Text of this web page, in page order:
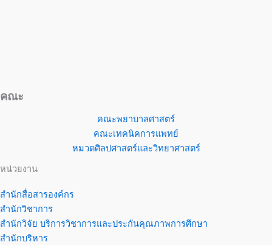
คณะ
คณะพยาบาลศาสตร์
คณะเทคนิคการแพทย์
หมวดศิลปศาสตร์และวิทยาศาสตร์
หน่วยงาน
สำนักสื่อสารองค์กร
สำนักวิชาการ
สำนักวิจัย บริการวิชาการและประกันคุณภาพการศึกษา
สำนักบริหาร